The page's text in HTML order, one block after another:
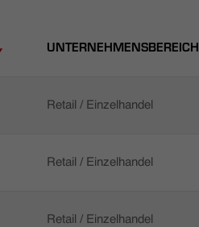
UNTERNEHMENSBEREICH
Retail / Einzelhandel
Retail / Einzelhandel
Retail / Einzelhandel